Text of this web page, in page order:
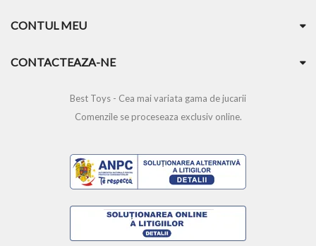
CONTUL MEU
CONTACTEAZA-NE
Best Toys - Cea mai variata gama de jucarii
Comenzile se proceseaza exclusiv online.